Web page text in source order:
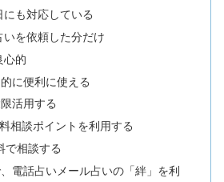
も対応している
を依頼した分だけ
心的
に便利に使える
活用する
相談ポイントを利用する
で相談する
電話占いメール占いの「絆」を利